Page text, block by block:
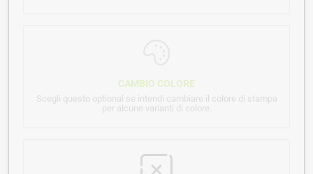
CAMBIO COLORE
Scegli questo optional se intendi cambiare il colore di stampa
per alcune varianti di colore.